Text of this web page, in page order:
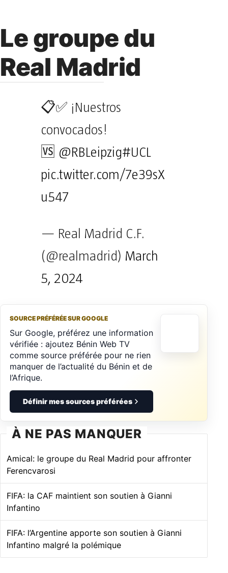
Le groupe du
Real Madrid
📋✅ ¡Nuestros
convocados!
🆚 @RBLeipzig#UCL
pic.twitter.com/7e39sX
u547
— Real Madrid C.F.
(@realmadrid) March
5, 2024
SOURCE PRÉFÉRÉE SUR GOOGLE
Sur Google, préférez une information
vérifiée : ajoutez Bénin Web TV
comme source préférée pour ne rien
manquer de l’actualité du Bénin et de
l’Afrique.
Définir mes sources préférées
À NE PAS MANQUER
Amical: le groupe du Real Madrid pour affronter
Ferencvarosi
FIFA: la CAF maintient son soutien à Gianni
Infantino
FIFA: l’Argentine apporte son soutien à Gianni
Infantino malgré la polémique